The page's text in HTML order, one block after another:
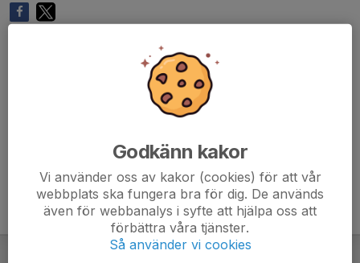
Godkänn kakor
Vi använder oss av kakor (cookies) för att vår
webbplats ska fungera bra för dig. De används
även för webbanalys i syfte att hjälpa oss att
förbättra våra tjänster.
Så använder vi cookies